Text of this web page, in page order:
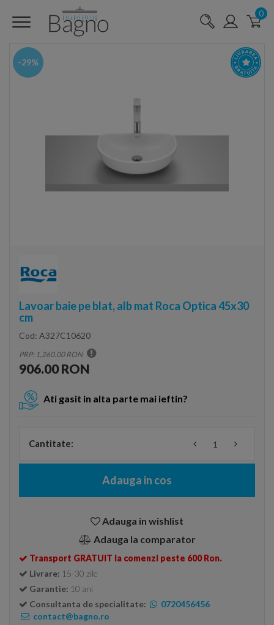
0
-29%
Lavoar baie pe blat, alb mat Roca Optica 45x30
cm
Cod: A327C10620
PRP: 1,260.00 RON
906.00 RON
Ati gasit in alta parte mai ieftin?
Cantitate:
Adauga in cos
Adauga in wishlist
Adauga la comparator
Transport GRATUIT la comenzi peste 600 Ron.
Livrare: 15-30 zile
Garantie: 10 ani
Consultanta de specialitate:
0720456456
contact@bagno.ro